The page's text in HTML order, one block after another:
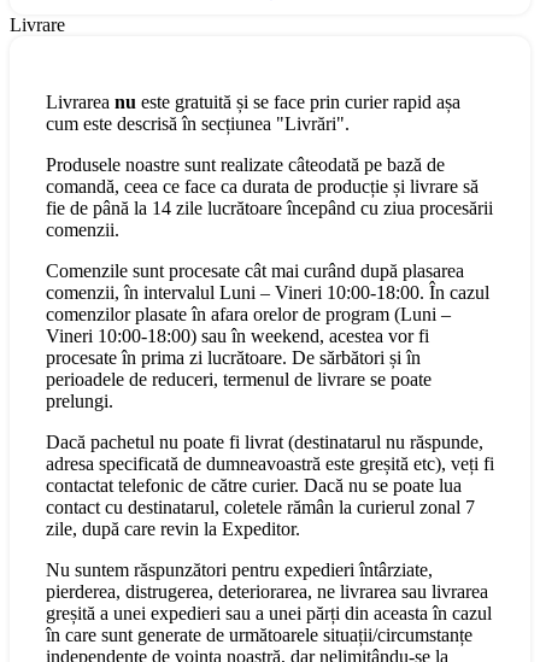
Livrare
Livrarea nu este gratuită și se face prin curier rapid așa
cum este descrisă în secțiunea "Livrări".
Produsele noastre sunt realizate câteodată pe bază de
comandă, ceea ce face ca durata de producție și livrare să
fie de până la 14 zile lucrătoare începând cu ziua procesării
comenzii.
Comenzile sunt procesate cât mai curând după plasarea
comenzii, în intervalul Luni – Vineri 10:00-18:00. În cazul
comenzilor plasate în afara orelor de program (Luni –
Vineri 10:00-18:00) sau în weekend, acestea vor fi
procesate în prima zi lucrătoare. De sărbători și în
perioadele de reduceri, termenul de livrare se poate
prelungi.
Dacă pachetul nu poate fi livrat (destinatarul nu răspunde,
adresa specificată de dumneavoastră este greșită etc), veți fi
contactat telefonic de către curier. Dacă nu se poate lua
contact cu destinatarul, coletele rămân la curierul zonal 7
zile, după care revin la Expeditor.
Nu suntem răspunzători pentru expedieri întârziate,
pierderea, distrugerea, deteriorarea, ne livrarea sau livrarea
greșită a unei expedieri sau a unei părți din aceasta în cazul
în care sunt generate de următoarele situații/circumstanțe
independente de voința noastră, dar nelimitându-se la